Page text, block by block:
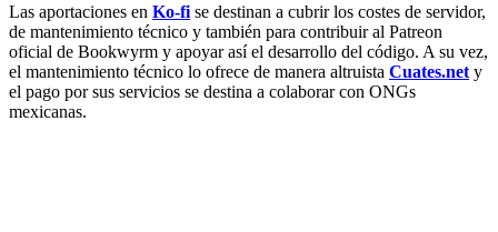
Las aportaciones en Ko-fi se destinan a cubrir los costes de servidor,
de mantenimiento técnico y también para contribuir al Patreon
oficial de Bookwyrm y apoyar así el desarrollo del código. A su vez,
el mantenimiento técnico lo ofrece de manera altruista Cuates.net y
el pago por sus servicios se destina a colaborar con ONGs
mexicanas.